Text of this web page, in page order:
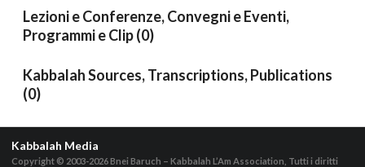
Lezioni e Conferenze, Convegni e Eventi,
Programmi e Clip (0)
Kabbalah Sources, Transcriptions, Publications
(0)
Kabbalah Media
Copyright © 2003-2026Bnei Baruch – Kabbalah L’Am Association, Tutti i diritti